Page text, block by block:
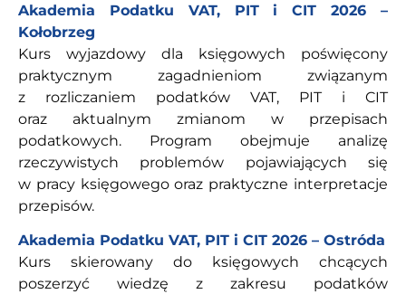
Akademia Podatku VAT, PIT i CIT 2026 –
Kołobrzeg
Kurs wyjazdowy dla księgowych poświęcony
praktycznym zagadnieniom związanym
z rozliczaniem podatków VAT, PIT i CIT
oraz aktualnym zmianom w przepisach
podatkowych. Program obejmuje analizę
rzeczywistych problemów pojawiających się
w pracy księgowego oraz praktyczne interpretacje
przepisów.
Akademia Podatku VAT, PIT i CIT 2026 – Ostróda
Kurs skierowany do księgowych chcących
poszerzyć wiedzę z zakresu podatków